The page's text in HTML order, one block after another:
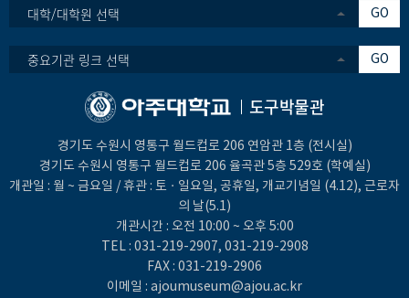
대학/대학원 선택 GO
중요기관 링크 선택 GO
도구박물관
경기도 수원시 영통구 월드컵로 206 연암관 1층 (전시실)
경기도 수원시 영통구 월드컵로 206 율곡관 5층 529호 (학예실)
개관일 : 월 ~ 금요일 / 휴관 : 토ㆍ일요일, 공휴일, 개교기념일 (4.12), 근로자
의 날(5.1)
개관시간 : 오전 10:00 ~ 오후 5:00
TEL : 031-219-2907, 031-219-2908
FAX : 031-219-2906
이메일 : ajoumuseum@ajou.ac.kr